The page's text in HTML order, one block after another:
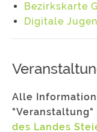
Bezirkskarte
Digitale
Alle
des Landes